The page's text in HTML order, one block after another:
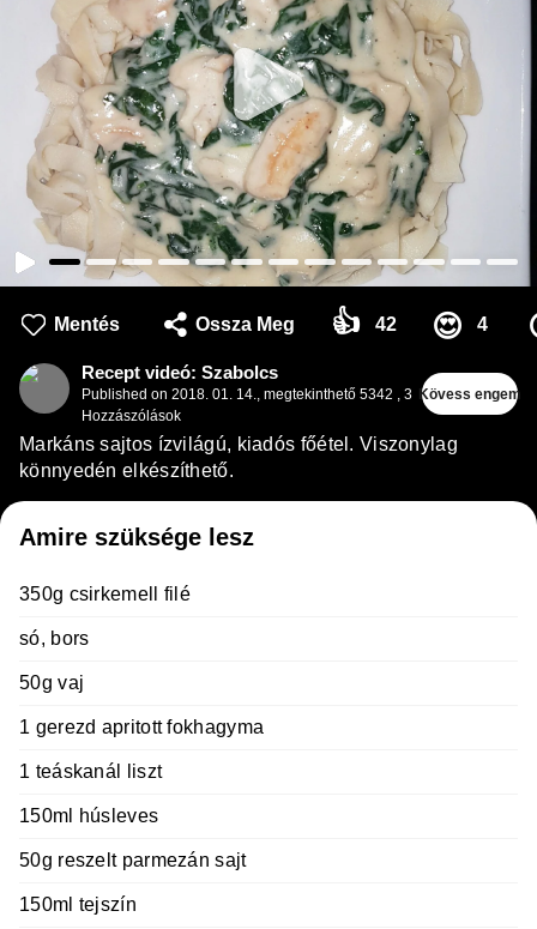
Mentés Ossza Meg 👍 42 😍 4
Recept videó: Szabolcs
Published on 2018. 01. 14. megtekinthető 5342
3
Hozzászólások
Kövess engem
Markáns sajtos ízvilágú, kiadós főétel. Viszonylag
könnyedén elkészíthető.
Amire szüksége lesz
350g csirkemell filé
só, bors
50g vaj
1 gerezd apritott fokhagyma
1 teáskanál liszt
150ml húsleves
50g reszelt parmezán sajt
150ml tejszín